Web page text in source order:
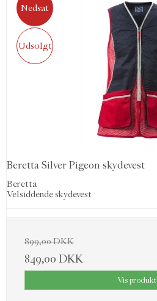
Nedsat
Udsolgt
Beretta Silver Pigeon skydevest
Beretta
Velsiddende skydevest
899,00 DKK
849,00 DKK
Vis produkt